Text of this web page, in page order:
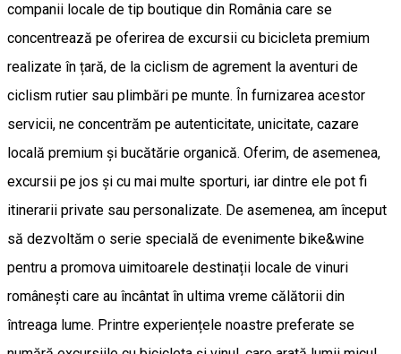
companii locale de tip boutique din România care se
concentrează pe oferirea de excursii cu bicicleta premium
realizate în țară, de la ciclism de agrement la aventuri de
ciclism rutier sau plimbări pe munte. În furnizarea acestor
servicii, ne concentrăm pe autenticitate, unicitate, cazare
locală premium și bucătărie organică. Oferim, de asemenea,
excursii pe jos și cu mai multe sporturi, iar dintre ele pot fi
itinerarii private sau personalizate. De asemenea, am început
să dezvoltăm o serie specială de evenimente bike&wine
pentru a promova uimitoarele destinații locale de vinuri
românești care au încântat în ultima vreme călătorii din
întreaga lume. Printre experiențele noastre preferate se